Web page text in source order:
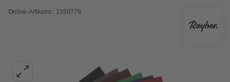
Online-Artikelnr.: 1550779